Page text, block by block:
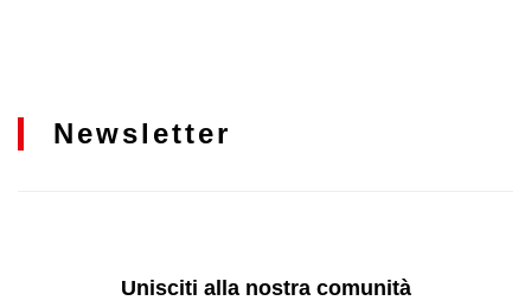
Newsletter
Unisciti alla nostra comunità